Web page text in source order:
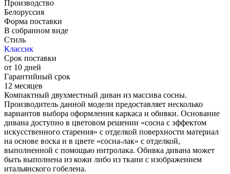
Производство
Белоруссия
Форма поставки
В собранном виде
Стиль
Классик
Срок поставки
от 10 дней
Гарантийный срок
12 месяцев
Компактный двухместный диван из массива сосны.
Производитель данной модели предоставляет несколько
вариантов выбора оформления каркаса и обивки. Основание
дивана доступно в цветовом решении «сосна с эффектом
искусственного старения» с отделкой поверхности материал
на основе воска и в цвете «сосна-лак» с отделкой,
выполненной с помощью нитролака. Обивка дивана может
быть выполнена из кожи либо из ткани с изображением
итальянского гобелена.